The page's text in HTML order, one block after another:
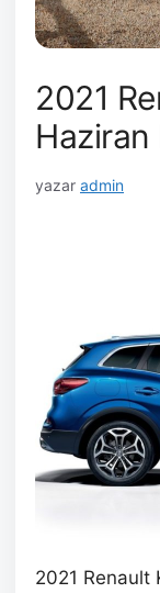
2021
Haziran
yazar admin
2021 Renault